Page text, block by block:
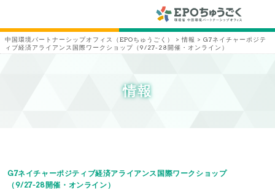
中国環境パートナーシップオフィス（EPOちゅうごく） > 情報 > G7ネイチャーポジテ
ィブ経済アライアンス国際ワークショップ（9/27-28開催・オンライン）
情報
G7ネイチャーポジティブ経済アライアンス国際ワークショップ
（9/27-28開催・オンライン）